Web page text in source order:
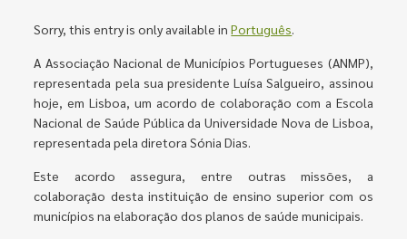
Sorry, this entry is only available inPortuguês.
A Associação Nacional de Municípios Portugueses (ANMP),
representada pela sua presidente Luísa Salgueiro, assinou
hoje, em Lisboa, um acordo de colaboração com a Escola
Nacional de Saúde Pública da Universidade Nova de Lisboa,
representada pela diretora Sónia Dias.
Este acordo assegura, entre outras missões, a
colaboração desta instituição de ensino superior com os
municípios na elaboração dos planos de saúde municipais.